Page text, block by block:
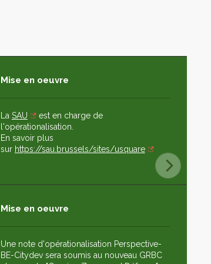
Mise en oeuvre
La SAU
est en charge de
l'opérationalisation.
En savoir plus
sur https://sau.brussels/sites/usquare
Mise en oeuvre
Une note d'opérationalisation Perspective-
BE-Citydev sera soumis au nouveau GRBC